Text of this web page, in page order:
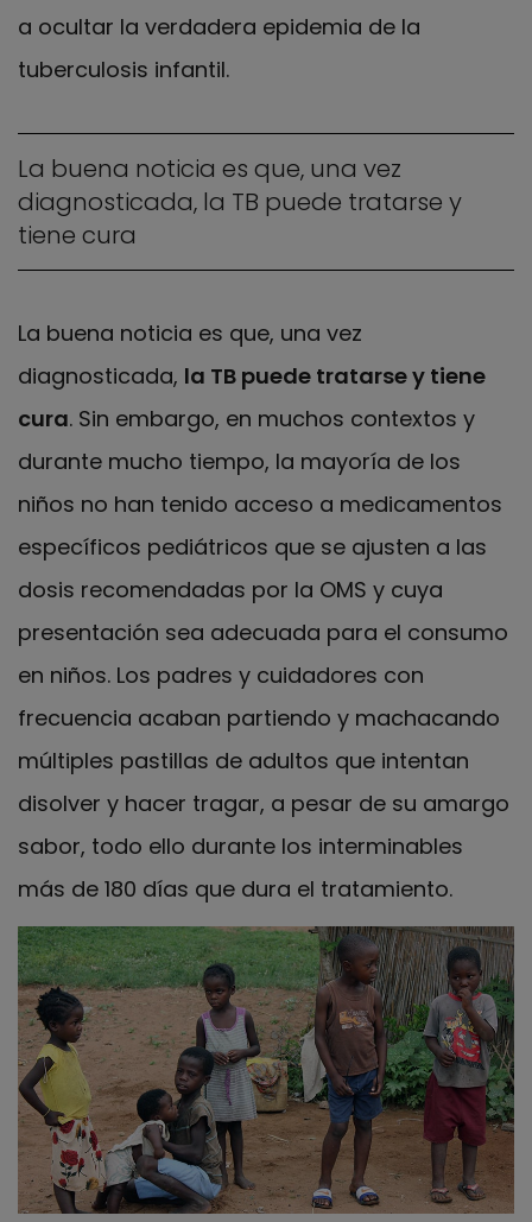
a ocultar la verdadera epidemia de la
tuberculosis infantil.
La buena noticia es que, una vez
diagnosticada, la TB puede tratarse y
tiene cura
La buena noticia es que, una vez
diagnosticada, la TB puede tratarse y tiene
cura. Sin embargo, en muchos contextos y
durante mucho tiempo, la mayoría de los
niños no han tenido acceso a medicamentos
específicos pediátricos que se ajusten a las
dosis recomendadas por la OMS y cuya
presentación sea adecuada para el consumo
en niños. Los padres y cuidadores con
frecuencia acaban partiendo y machacando
múltiples pastillas de adultos que intentan
disolver y hacer tragar, a pesar de su amargo
sabor, todo ello durante los interminables
más de 180 días que dura el tratamiento.